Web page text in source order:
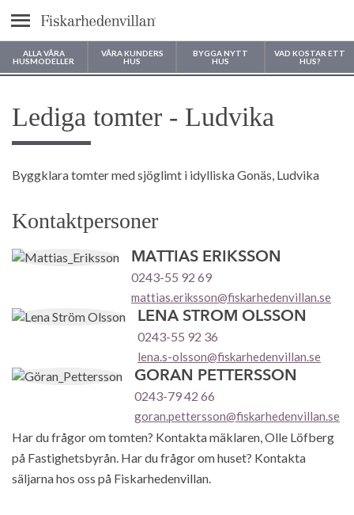
Meny
ALLA VÅRA
HUSMODELLER
VÅRA KUNDERS
HUS
BYGGA NYTT
HUS
VAD KOSTAR ETT
HUS?
Var vill du bygga ditt hus?
Lediga tomter - Ludvika
Byggklara tomter med sjöglimt i idylliska Gonäs, Ludvika
Kontaktpersoner
MATTIAS ERIKSSON
0243-55 92 69
mattias.eriksson@fiskarhedenvillan.se
LENA STRÖM OLSSON
0243-55 92 36
lena.s-olsson@fiskarhedenvillan.se
GÖRAN PETTERSSON
0243-79 42 66
goran.pettersson@fiskarhedenvillan.se
Har du frågor om tomten? Kontakta mäklaren, Olle Löfberg
på Fastighetsbyrån. Har du frågor om huset? Kontakta
säljarna hos oss på Fiskarhedenvillan.